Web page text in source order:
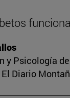
y Psicología
El Diario